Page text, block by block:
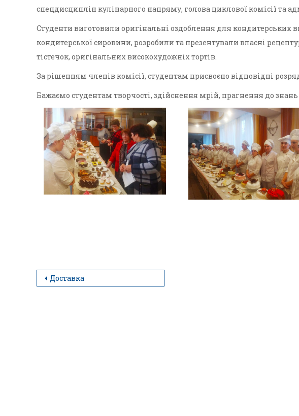
спецдисциплін кулінарного напряму, голова циклової комісії та
Студенти виготовили оригінальні оздоблення для кондитерських
кондитерської сировини, розробили та презентували власні
тістечок, оригінальних високохудожніх тортів.
За рішенням членів комісії, студентам присвоєно відповідні
Бажаємо студентам творчості, здійснення мрій, прагнення до знань
Доставка